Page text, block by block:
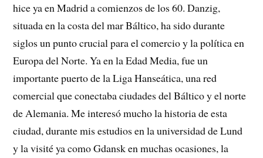
hice ya en Madrid a comienzos de los 60. Danzig,
situada en la costa del mar Báltico, ha sido durante
siglos un punto crucial para el comercio y la política en
Europa del Norte. Ya en la Edad Media, fue un
importante puerto de la Liga Hanseática, una red
comercial que conectaba ciudades del Báltico y el norte
de Alemania. Me interesó mucho la historia de esta
ciudad, durante mis estudios en la universidad de Lund
y la visité ya como Gdansk en muchas ocasiones, la